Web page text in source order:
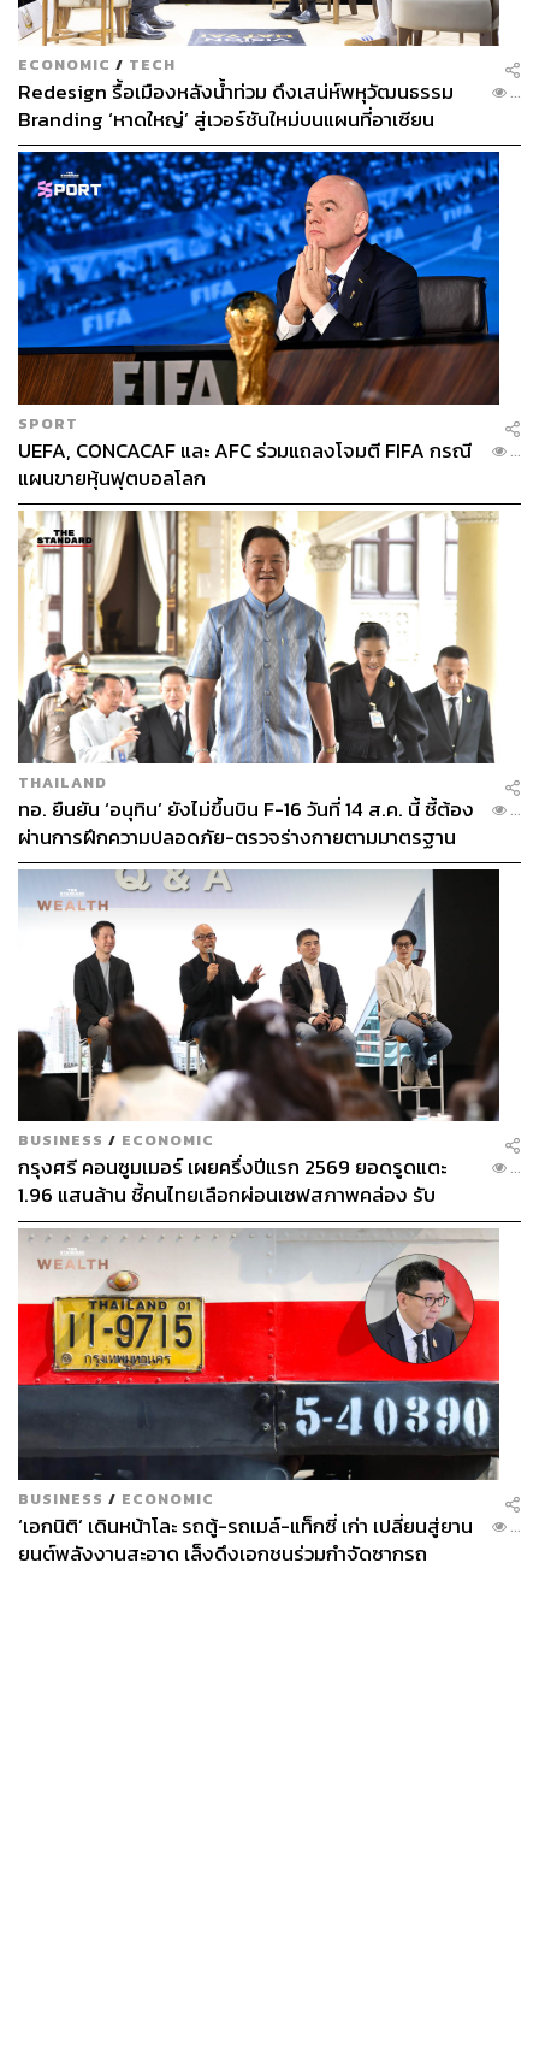
ECONOMIC / TECH
Redesign รื้อเมืองหลังน้ำท่วม ดึงเสน่ห์พหุวัฒนธรรม
Branding ‘หาดใหญ่’ สู่เวอร์ชันใหม่บนแผนที่อาเซียน
...
SPORT
UEFA, CONCACAF และ AFC ร่วมแถลงโจมตี FIFA กรณี
แผนขายหุ้นฟุตบอลโลก
...
THAILAND
ทอ. ยืนยัน ‘อนุทิน’ ยังไม่ขึ้นบิน F-16 วันที่ 14 ส.ค. นี้ ชี้ต้อง
ผ่านการฝึกความปลอดภัย-ตรวจร่างกายตามมาตรฐาน
ก่อน
...
BUSINESS / ECONOMIC
กรุงศรี คอนซูมเมอร์ เผยครึ่งปีแรก 2569 ยอดรูดแตะ
1.96 แสนล้าน ชี้คนไทยเลือกผ่อนเซฟสภาพคล่อง รับ
เศรษฐกิจผันผวนฉุดผลประกอบการพลาดเป้า
...
BUSINESS / ECONOMIC
‘เอกนิติ’ เดินหน้าโละ รถตู้-รถเมล์-แท็กซี่ เก่า เปลี่ยนสู่ยาน
ยนต์พลังงานสะอาด เล็งดึงเอกชนร่วมกำจัดซากรถ
...